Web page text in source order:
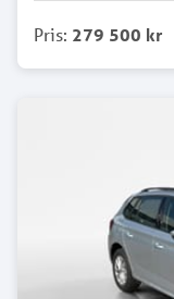
Pris: 279 500 kr